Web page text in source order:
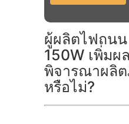
ผู้ผลิตไฟถนน
150W เพิ่มผ
พิจารณาผลิ
หรือไม่?